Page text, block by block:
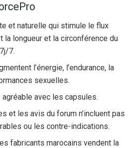
et naturelle qui stimule le flux
la longueur et la circonférence du
7.
l’énergie, l’endurance, la
sexuelles.
avec les capsules.
et les avis du forum n’incluent pas
ou les contre-indications.
fabricants marocains vendent la